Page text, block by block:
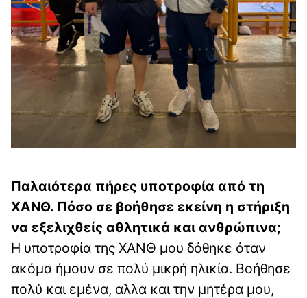
Παλαιότερα πήρες υποτροφία από τη
ΧΑΝΘ. Πόσο σε βοήθησε εκείνη η στήριξη
να εξελιχθείς αθλητικά και ανθρώπινα;
Η υποτροφία της ΧΑΝΘ μου δόθηκε όταν
ακόμα ήμουν σε πολύ μικρή ηλικία. Βοήθησε
πολύ και εμένα, αλλα και την μητέρα μου,